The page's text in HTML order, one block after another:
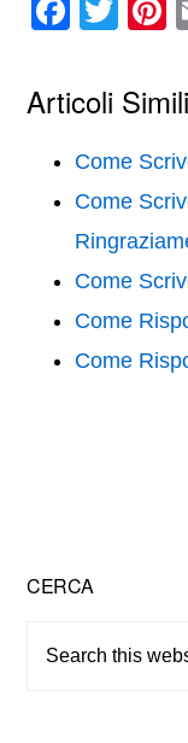
F
c
e
b
o
o
k
T
tt
er
er
e
Articoli Simili
Come
Come
Come
Come
Come
Primary
Sidebar
CERCA